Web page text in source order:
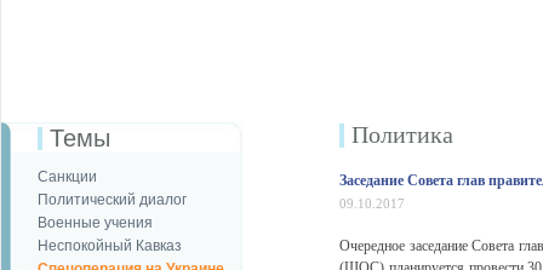
Темы
Санкции
Политический диалог
Военные учения
Неспокойный Кавказ
Политика
Заседание Совета глав
09.10.2017
Очередное заседание Совета